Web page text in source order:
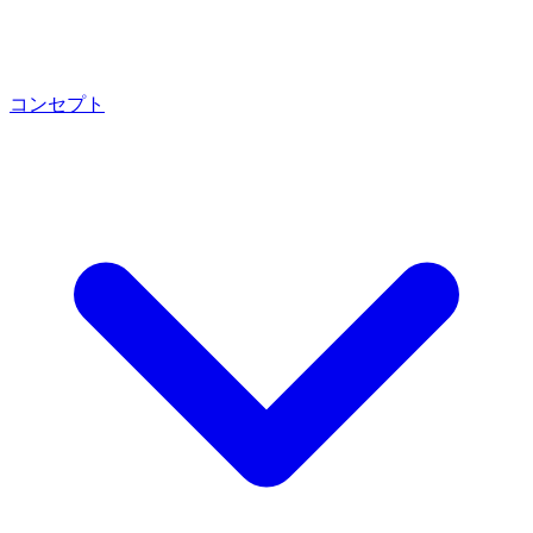
コンセプト